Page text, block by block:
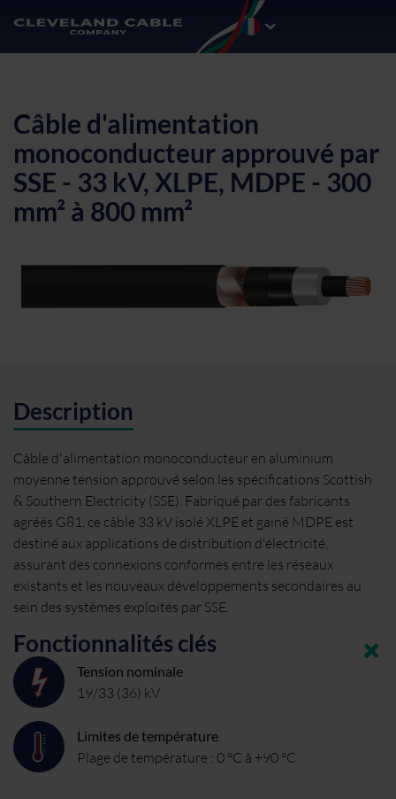
Câble d'alimentation
monoconducteur approuvé par
SSE - 33 kV, XLPE, MDPE - 300
mm² à 800 mm²
Description
Câble d'alimentation monoconducteur en aluminium
moyenne tension approuvé selon les spécifications Scottish
& Southern Electricity (SSE). Fabriqué par des fabricants
agréés G81, ce câble 33 kV isolé XLPE et gainé MDPE est
destiné aux applications de distribution d'électricité,
assurant des connexions conformes entre les réseaux
existants et les nouveaux développements secondaires au
sein des systèmes exploités par SSE.
Fonctionnalités clés
Tension nominale
19/33 (36) kV
Limites de température
Plage de température : 0 °C à +90 °C